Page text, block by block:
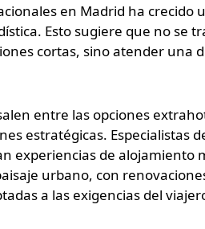
en Madrid ha crecido
Esto sugiere que no se
cortas, sino atender una
entre las opciones
estratégicas. Especialistas
experiencias de alojamiento
urbano, con
a las exigencias del